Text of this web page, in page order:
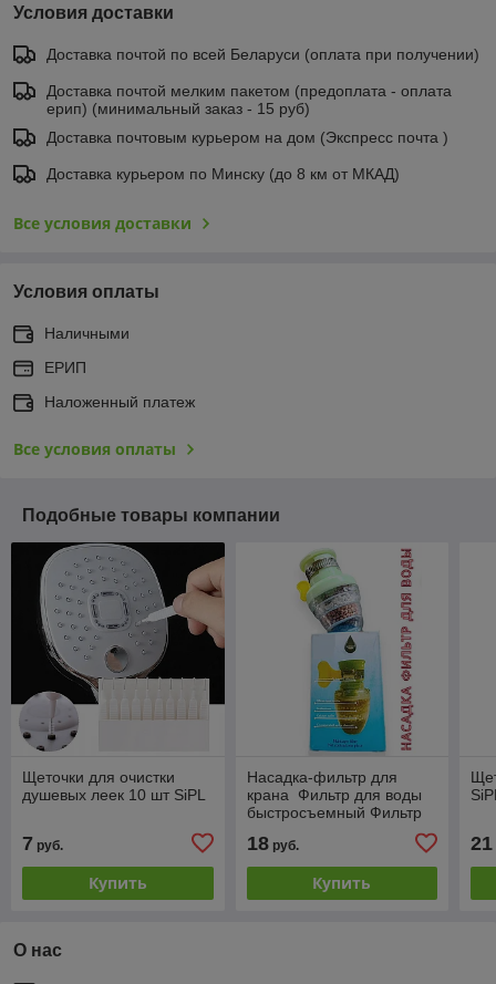
Условия доставки
Доставка почтой по всей Беларуси (оплата при получении)
Доставка почтой мелким пакетом (предоплата - оплата
ерип) (минимальный заказ - 15 руб)
Доставка почтовым курьером на дом (Экспресс почта )
Доставка курьером по Минску (до 8 км от МКАД)
Все условия доставки
Условия оплаты
Наличными
ЕРИП
Наложенный платеж
Все условия оплаты
Подобные товары компании
Щеточки для очистки
душевых леек 10 шт SiPL
7 руб.
Купить
Насадка-фильтр для
крана Фильтр для воды
быстросъемный Фильтр
воды.
18руб.
Купить
21
О нас